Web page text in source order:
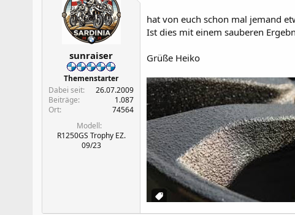
sunraiser
Themenstarter
Dabei seit
26.07.2009
Beiträge
1.087
Ort
74564
Modell
R1250GS Trophy EZ.
09/23
hat von euch schon mal jemand
Ist dies mit einem sauberen
Grüße Heiko